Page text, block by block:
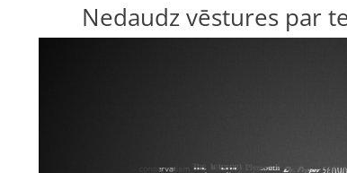
Nedaudz vēstures par